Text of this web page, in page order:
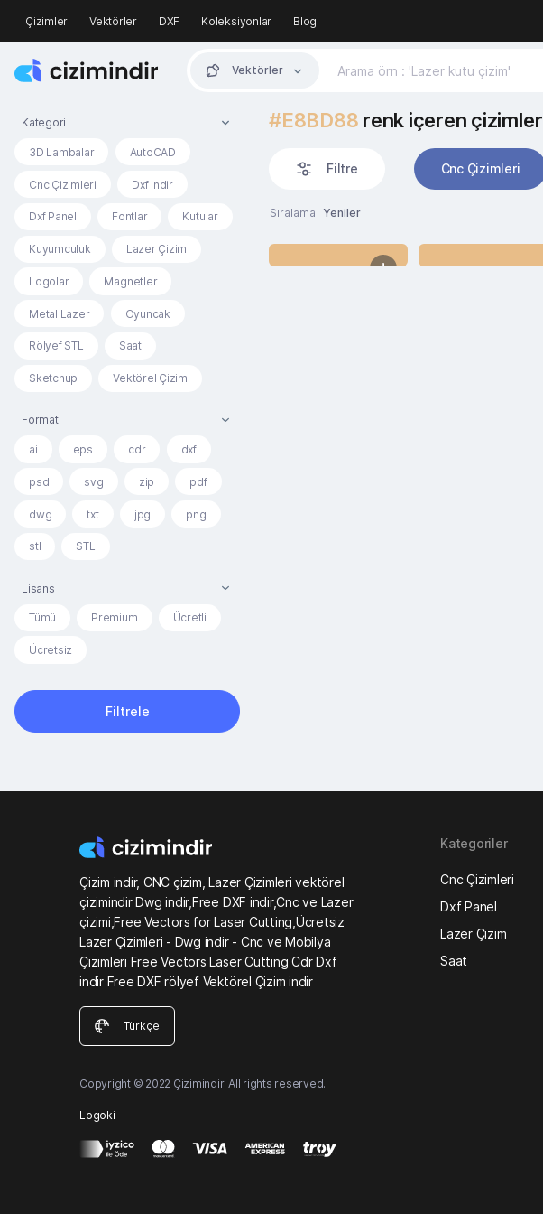
Çizimler Vektörler DXF Koleksiyonlar Blog
Vektörler
Kategori
3D Lambalar AutoCAD
Cnc Çizimleri Dxf indir
Dxf Panel Fontlar Kutular
Kuyumculuk Lazer Çizim
Logolar Magnetler
Metal Lazer Oyuncak
Rölyef STL Saat
Sketchup Vektörel Çizim
Format
ai eps cdr dxf
psd svg zip pdf
dwg txt jpg png
stl STL
Lisans
Tümü Premium Ücretli
Ücretsiz
Filtrele
#E8BD88 renk içeren çizimler
Filtre Cnc Çizimleri
Sıralama Yeniler
Çizim indir, CNC çizim, Lazer Çizimleri vektörel
çizimindir Dwg indir,Free DXF indir,Cnc ve Lazer
çizimi,Free Vectors for Laser Cutting,Ücretsiz
Lazer Çizimleri - Dwg indir - Cnc ve Mobilya
Çizimleri Free Vectors Laser Cutting Cdr Dxf
indir Free DXF rölyef Vektörel Çizim indir
Türkçe
Copyright © 2022 Çizimindir. All rights reserved.
Logoki
Kategoriler
Cnc Çizimleri
Dxf Panel
Lazer Çizim
Saat